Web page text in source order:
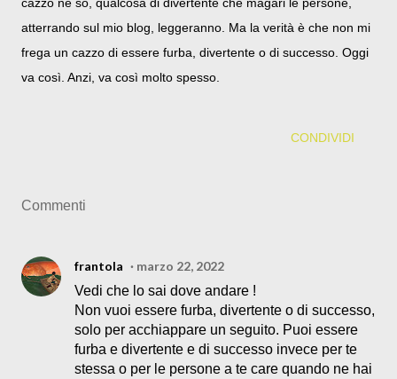
atterrando sul mio blog, leggeranno. Ma la verità è che non mi
frega un cazzo di essere furba, divertente o di successo. Oggi
va così. Anzi, va così molto spesso.
CONDIVIDI
Commenti
frantola
marzo 22, 2022
Vedi che lo sai dove andare !
Non vuoi essere furba, divertente o di successo,
solo per acchiappare un seguito. Puoi essere
furba e divertente e di successo invece per te
stessa o per le persone a te care quando ne hai